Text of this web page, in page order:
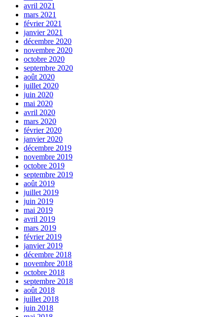
avril 2021
mars 2021
février 2021
janvier 2021
décembre 2020
novembre 2020
octobre 2020
septembre 2020
août 2020
juillet 2020
juin 2020
mai 2020
avril 2020
mars 2020
février 2020
janvier 2020
décembre 2019
novembre 2019
octobre 2019
septembre 2019
août 2019
juillet 2019
juin 2019
mai 2019
avril 2019
mars 2019
février 2019
janvier 2019
décembre 2018
novembre 2018
octobre 2018
septembre 2018
août 2018
juillet 2018
juin 2018